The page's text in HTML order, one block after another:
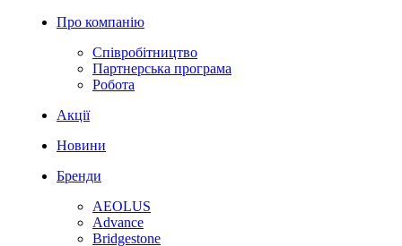
Про компанію
Співробітництво
Партнерська програма
Робота
Акції
Новини
Бренди
AEOLUS
Advance
Bridgestone